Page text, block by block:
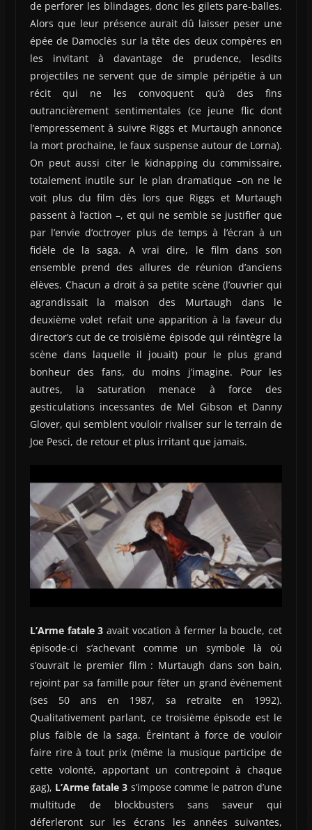
de perforer les blindages, donc les gilets pare-balles.
Alors que leur présence aurait dû laisser peser une
épée de Damoclès sur la tête des deux compères en
les invitant à davantage de prudence, lesdits
projectiles ne servent que de simple péripétie à un
récit qui ne les convoquent qu’à des fins
outrancièrement sentimentales (ce jeune flic dont
l’empressement à suivre Riggs et Murtaugh annonce
la mort prochaine, le faux suspense autour de Lorna).
On peut aussi citer le kidnapping du commissaire,
totalement inutile sur le plan dramatique –on ne le
voit plus du film dès lors que Riggs et Murtaugh
passent à l’action –, et qui ne semble se justifier que
par l’envie d’octroyer plus de temps à l’écran à un
fidèle de la saga. A vrai dire, le film dans son
ensemble prend des allures de réunion d’anciens
élèves. Chacun a droit à sa petite scène (l’ouvrier qui
agrandissait la maison des Murtaugh dans le
deuxième volet refait une apparition à la faveur du
director’s cut de ce troisième épisode qui réintègre la
scène dans laquelle il jouait) pour le plus grand
bonheur des fans, du moins j’imagine. Pour les
autres, la saturation menace à force des
gesticulations incessantes de Mel Gibson et Danny
Glover, qui semblent vouloir rivaliser sur le terrain de
Joe Pesci, de retour et plus irritant que jamais.
L’Arme fatale 3 avait vocation à fermer la boucle, cet
épisode-ci s’achevant comme un symbole là où
s’ouvrait le premier film : Murtaugh dans son bain,
rejoint par sa famille pour fêter un grand événement
(ses 50 ans en 1987, sa retraite en 1992).
Qualitativement parlant, ce troisième épisode est le
plus faible de la saga. Éreintant à force de vouloir
faire rire à tout prix (même la musique participe de
cette volonté, apportant un contrepoint à chaque
gag), L’Arme fatale 3 s’impose comme le patron d’une
multitude de blockbusters sans saveur qui
déferleront sur les écrans les années suivantes,